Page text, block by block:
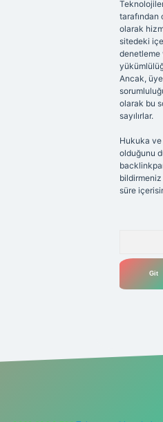
tarafından
olarak
sitedeki
denetleme
Ancak,
olarak bu
sayılırlar.
Hukuka ve
olduğunu
süre